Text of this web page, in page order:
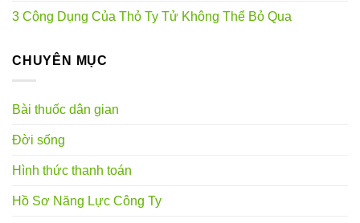
3 Công Dụng Của Thỏ Ty Tử Không Thể Bỏ Qua
CHUYÊN MỤC
Bài thuốc dân gian
Đời sống
Hình thức thanh toán
Hồ Sơ Năng Lực Công Ty